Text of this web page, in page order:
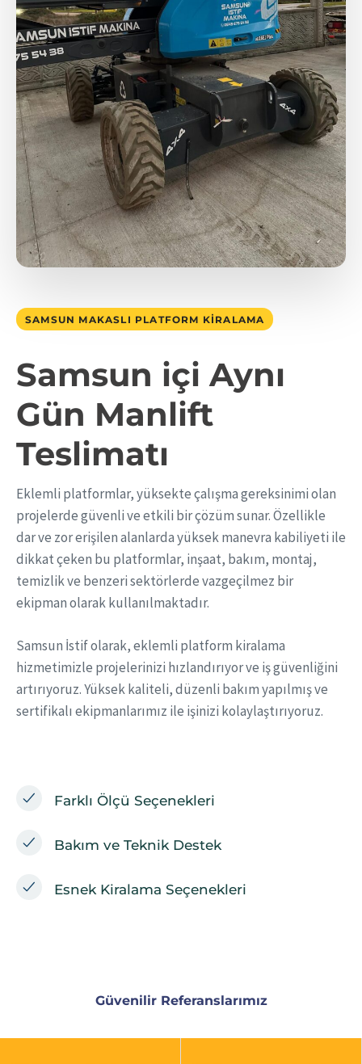
SAMSUN MAKASLI PLATFORM KIRALAMA
Samsun içi Aynı
Gün Manlift
Teslimatı
Eklemli platformlar, yüksekte çalışma gereksinimi olan
projelerde güvenli ve etkili bir çözüm sunar. Özellikle
dar ve zor erişilen alanlarda yüksek manevra kabiliyeti ile
dikkat çeken bu platformlar, inşaat, bakım, montaj,
temizlik ve benzeri sektörlerde vazgeçilmez bir
ekipman olarak kullanılmaktadır.
Samsun İstif olarak, eklemli platform kiralama
hizmetimizle projelerinizi hızlandırıyor ve iş güvenliğini
artırıyoruz. Yüksek kaliteli, düzenli bakım yapılmış ve
sertifikalı ekipmanlarımız ile işinizi kolaylaştırıyoruz.
Farklı Ölçü Seçenekleri
Bakım ve Teknik Destek
Esnek Kiralama Seçenekleri
Güvenilir Referanslarımız